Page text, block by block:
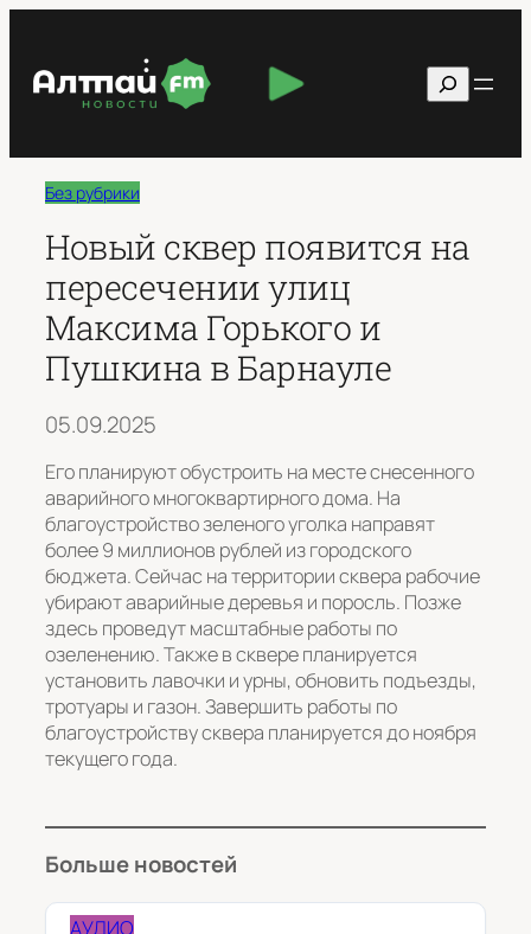
содержимому
Поиск
Без рубрики
Новый сквер появится на
пересечении улиц
Максима Горького и
Пушкина в Барнауле
05.09.2025
Его планируют обустроить на месте снесенного
аварийного многоквартирного дома. На
благоустройство зеленого уголка направят
более 9 миллионов рублей из городского
бюджета. Сейчас на территории сквера рабочие
убирают аварийные деревья и поросль. Позже
здесь проведут масштабные работы по
озеленению. Также в сквере планируется
установить лавочки и урны, обновить подъезды,
тротуары и газон. Завершить работы по
благоустройству сквера планируется до ноября
текущего года.
Больше новостей
АУДИО